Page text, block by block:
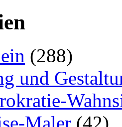
(288)
und
Maler (42)